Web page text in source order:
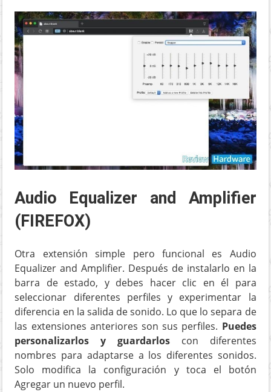
Audio Equalizer and Amplifier
(FIREFOX)
Otra extensión simple pero funcional es Audio
Equalizer and Amplifier. Después de instalarlo en la
barra de estado, y debes hacer clic en él para
seleccionar diferentes perfiles y experimentar la
diferencia en la salida de sonido. Lo que lo separa de
las extensiones anteriores son sus perfiles. Puedes
personalizarlos y guardarlos con diferentes
nombres para adaptarse a los diferentes sonidos.
Solo modifica la configuración y toca el botón
Agregar un nuevo perfil.